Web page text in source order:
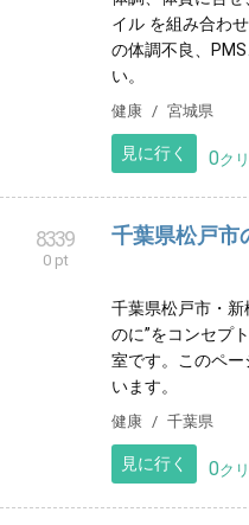
宮崎県出身。 高
る。 現在宮崎県
様々な方面で活動
その他 宮崎県
見に行く 0 ク
8338
0 pt
仙台駅西口|
体調、体質に合
イル を組み合わ
の体調不良、
い。
健康 宮城県
見に行く 0ク